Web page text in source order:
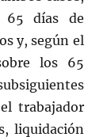
65 días de
y, según el
los 65
trabajador
liquidación